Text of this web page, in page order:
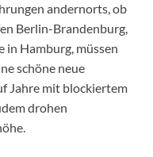
andernorts, ob
Berlin-Brandenburg,
Hamburg, müssen
schöne neue
Jahre mit blockiertem
drohen